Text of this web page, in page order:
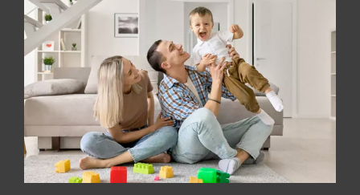
Importancia de la responsabilidad civil en el
seguro del hogar